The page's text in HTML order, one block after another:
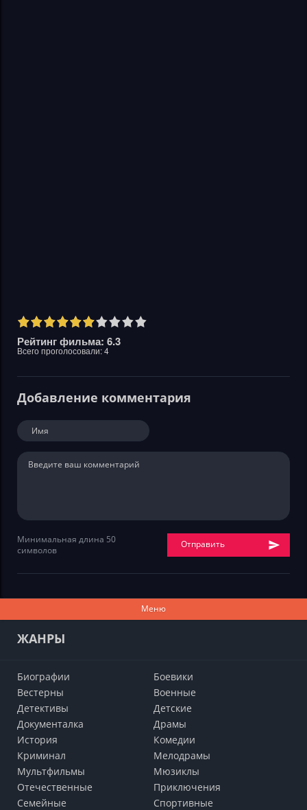
Рейтинг фильма: 6.3
Всего проголосовали:4
Добавление комментария
Минимальная длина 50
символов
Отправить
Меню
ЖАНРЫ
Биографии
Боевики
Вестерны
Военные
Детективы
Детские
Документалка
Драмы
История
Комедии
Криминал
Мелодрамы
Мультфильмы
Мюзиклы
Отечественные
Приключения
Семейные
Cпортивные